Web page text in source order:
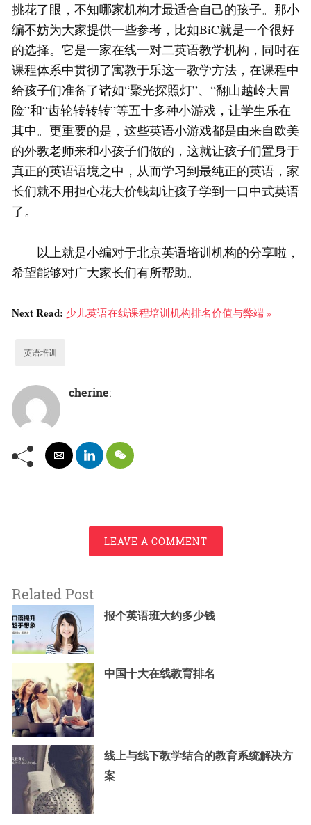
挑花了眼，不知哪家机构才最适合自己的孩子。那小
编不妨为大家提供一些参考，比如BiC就是一个很好
的选择。它是一家在线一对二英语教学机构，同时在
课程体系中贯彻了寓教于乐这一教学方法，在课程中
给孩子们准备了诸如“聚光探照灯”、“翻山越岭大冒
险”和“齿轮转转转”等五十多种小游戏，让学生乐在
其中。更重要的是，这些英语小游戏都是由来自欧美
的外教老师来和小孩子们做的，这就让孩子们置身于
真正的英语语境之中，从而学习到最纯正的英语，家
长们就不用担心花大价钱却让孩子学到一口中式英语
了。
以上就是小编对于北京英语培训机构的分享啦，
希望能够对广大家长们有所帮助。
Next Read: 少儿英语在线课程培训机构排名价值与弊端 »
英语培训
cherine:
LEAVE A COMMENT
Related Post
报个英语班大约多少钱
中国十大在线教育排名
线上与线下教学结合的教育系统解决方
案